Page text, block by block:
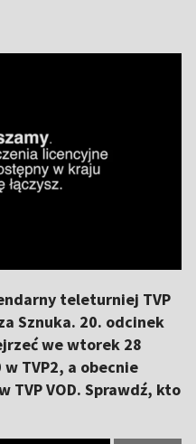
teleturniej TVP
Sznuka. 20. odcinek
we wtorek 28
TVP2, a obecnie
TVP VOD. Sprawdź, kto